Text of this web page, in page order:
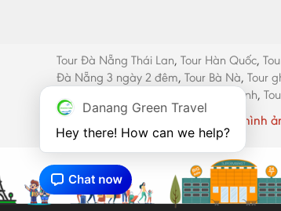
Tour Đà Nẵng Thái Lan, Tour Hàn Quốc,
Đà Nẵng 3 ngày 2 đêm, Tour Bà Nà, Tour
Thang máy Quảng Bình,
Website có sử dụng một số
Danang Green Travel
Hey there! How can we help?